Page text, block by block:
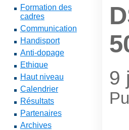
Formation des
cadres
Communication
Handisport
Anti-dopage
Ethique
Haut niveau
Calendrier
Résultats
Partenaires
Archives
9